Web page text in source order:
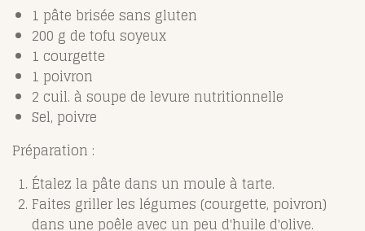
1 pâte brisée sans gluten
200 g de tofu soyeux
1 courgette
1 poivron
2 cuil. à soupe de levure nutritionnelle
Sel, poivre
Préparation :
Étalez la pâte dans un moule à tarte.
Faites griller les légumes (courgette, poivron)
dans une poêle avec un peu d'huile d'olive.